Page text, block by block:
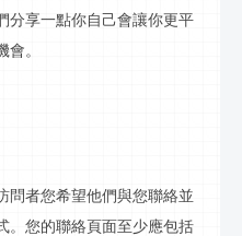
分享一點你自己會讓你更平
會。
問者您希望他們與您聯絡並
。您的聯絡頁面至少應包括